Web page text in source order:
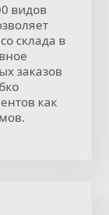
видов
склада в
заказов
как